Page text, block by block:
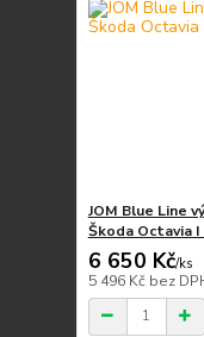
JOM Blue Line
Škoda Octavia I
6 650 Kč/ks
5 496 Kč bez